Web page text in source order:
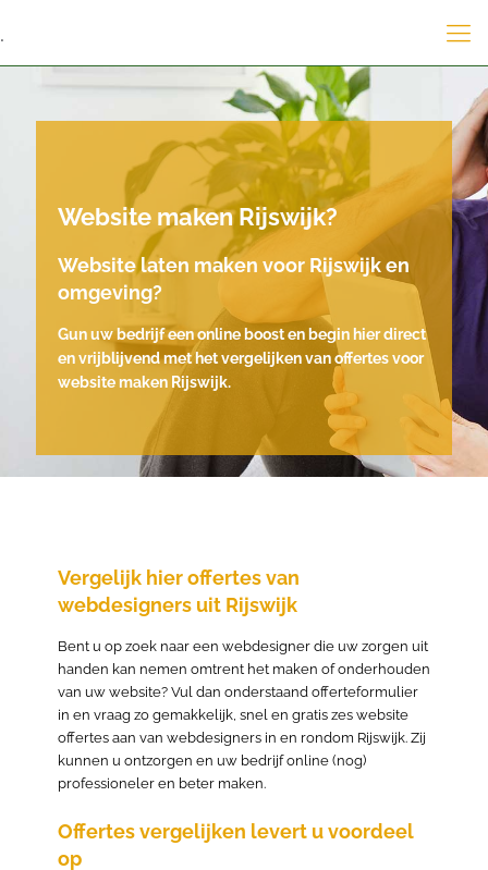
.
Website maken Rijswijk?
Website laten maken voor Rijswijk en
omgeving?
Gun uw bedrijf een online boost en begin hier direct
en vrijblijvend met het vergelijken van offertes voor
website maken Rijswijk.
Vergelijk hier offertes van
webdesigners uit Rijswijk
Bent u op zoek naar een webdesigner die uw zorgen uit
handen kan nemen omtrent het maken of onderhouden
van uw website? Vul dan onderstaand offerteformulier
in en vraag zo gemakkelijk, snel en gratis zes website
offertes aan van webdesigners in en rondom Rijswijk. Zij
kunnen u ontzorgen en uw bedrijf online (nog)
professioneler en beter maken.
Offertes vergelijken levert u voordeel
op